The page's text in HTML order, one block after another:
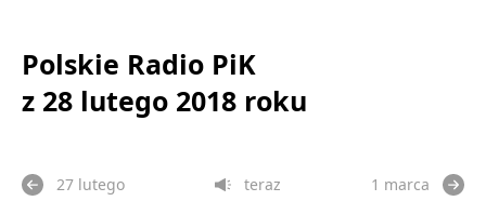
Polskie Radio PiK
z 28 lutego 2018 roku
27 lutego teraz 1 marca